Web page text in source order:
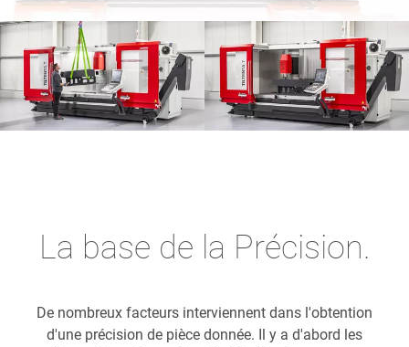
La base de la Précision.
De nombreux facteurs interviennent dans l'obtention
d'une précision de pièce donnée. Il y a d'abord les